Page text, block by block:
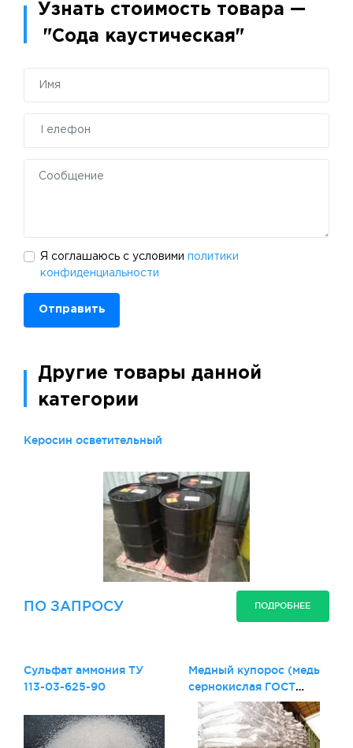
Узнать стоимость товара —
"Сода каустическая"
Я соглашаюсь с условими политики
конфиденциальности
Отправить
Другие товары данной
категории
Керосин осветительный
ПО ЗАПРОСУ ПОДРОБНЕЕ
Сульфат аммония ТУ
113-03-625-90
Медный купорос (медь
сернокислая ГОСТ
19347-99